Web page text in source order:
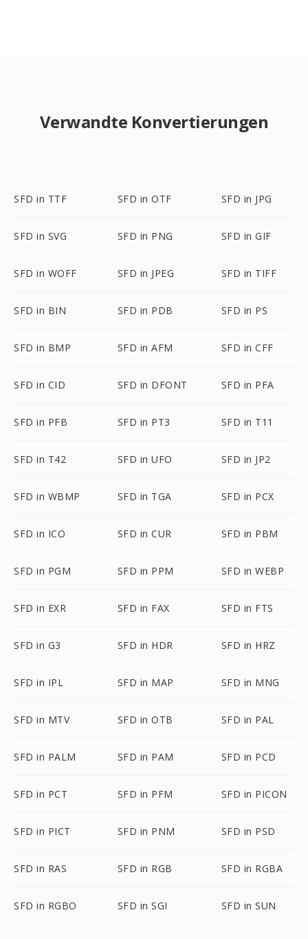
Verwandte Konvertierungen
SFD in TTF SFD in OTF SFD in JPG
SFD in SVG SFD in PNG SFD in GIF
SFD in WOFF SFD in JPEG SFD in TIFF
SFD in BIN SFD in PDB SFD in PS
SFD in BMP SFD in AFM SFD in CFF
SFD in CID SFD in DFONT SFD in PFA
SFD in PFB SFD in PT3 SFD in T11
SFD in T42 SFD in UFO SFD in JP2
SFD in WBMP SFD in TGA SFD in PCX
SFD in ICO SFD in CUR SFD in PBM
SFD in PGM SFD in PPM SFD in WEBP
SFD in EXR SFD in FAX SFD in FTS
SFD in G3 SFD in HDR SFD in HRZ
SFD in IPL SFD in MAP SFD in MNG
SFD in MTV SFD in OTB SFD in PAL
SFD in PALM SFD in PAM SFD in PCD
SFD in PCT SFD in PFM SFD in PICON
SFD in PICT SFD in PNM SFD in PSD
SFD in RAS SFD in RGB SFD in RGBA
SFD in RGBO SFD in SGI SFD in SUN